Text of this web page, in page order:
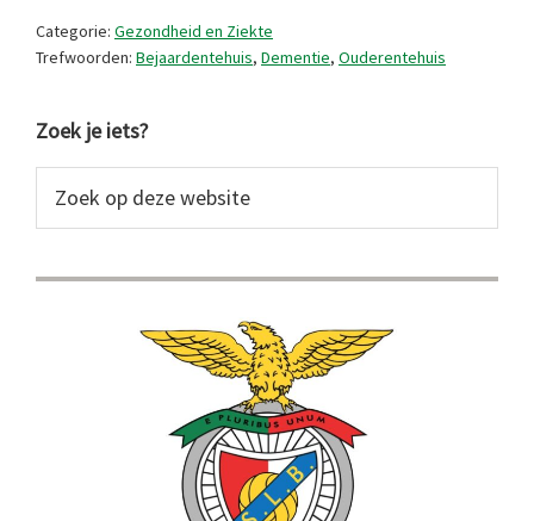
Categorie: Gezondheid en Ziekte
Trefwoorden: Bejaardentehuis, Dementie, Ouderentehuis
Primaire
Sidebar
Zoek je iets?
op
website